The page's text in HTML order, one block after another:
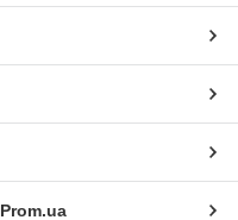
Prom.ua